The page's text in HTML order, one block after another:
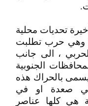
تحديات محلية
وهي حرب تطلبت
، الى جانب
الجنوبية
بالحراك هذه
صعدة او في
هي كلها عناصر